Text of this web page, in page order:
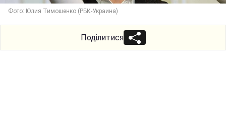
Фото: Юлия Тимошенко (РБК-Украина)
Поділитися